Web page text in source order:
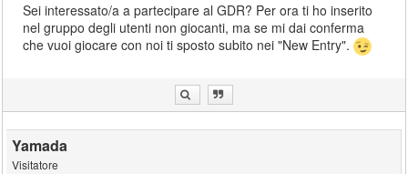
Sei interessato/a a partecipare al GDR? Per ora ti ho inserito
nel gruppo degli utenti non giocanti, ma se mi dai conferma
che vuoi giocare con noi ti sposto subito nei "New Entry".
Yamada
Visitatore